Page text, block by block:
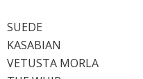
SUEDE
KASABIAN
VETUSTA MORLA